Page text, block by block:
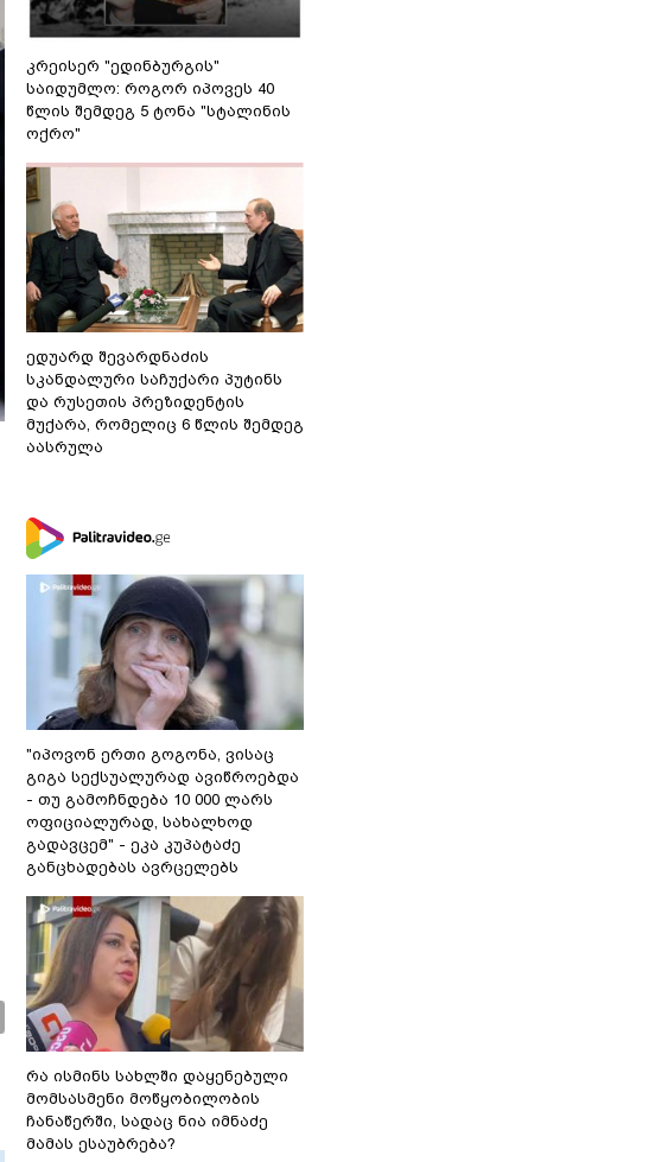
კრეისერ "ედინბურგის"
საიდუმლო: როგორ იპოვეს 40
წლის შემდეგ 5 ტონა "სტალინის
ოქრო"
ედუარდ შევარდნაძის
სკანდალური საჩუქარი პუტინს
და რუსეთის პრეზიდენტის
მუქარა, რომელიც 6 წლის შემდეგ
აასრულა
"იპოვონ ერთი გოგონა, ვისაც
გიგა სექსუალურად ავიწროებდა
- თუ გამოჩნდება 10 000 ლარს
ოფიციალურად, სახალხოდ
გადავცემ" - ეკა კუპატაძე
განცხადებას ავრცელებს
რა ისმინს სახლში დაყენებული
მომსასმენი მოწყობილობის
ჩანაწერში, სადაც ნია იმნაძე
მამას ესაუბრება?